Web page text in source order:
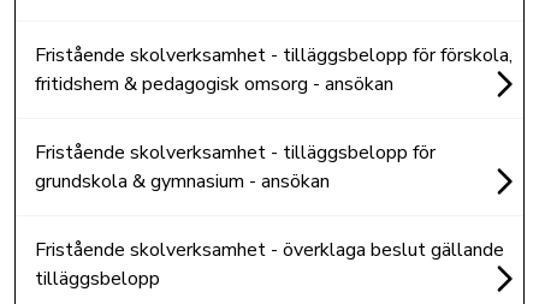
Fristående skolverksamhet - tilläggsbelopp för förskola,
fritidshem & pedagogisk omsorg - ansökan
Fristående skolverksamhet - tilläggsbelopp för
grundskola & gymnasium - ansökan
Fristående skolverksamhet - överklaga beslut gällande
tilläggsbelopp